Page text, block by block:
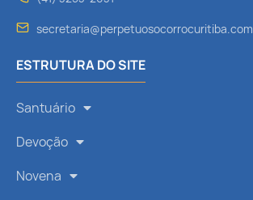
secretaria@perpetuosocorrocuritiba.com
ESTRUTURA DO SITE
Santuário
Devoção
Novena